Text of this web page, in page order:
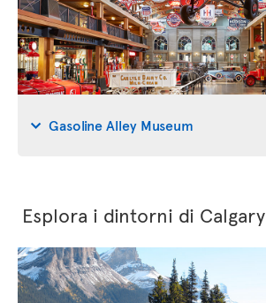
Gasoline Alley Museum
Esplora i dintorni di Calgary